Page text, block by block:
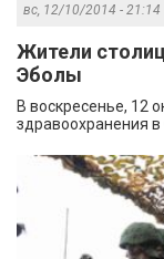
вс, 12/10/2014 - 21:14
Жители
Эболы
В воскресенье, 12
здравоохранения